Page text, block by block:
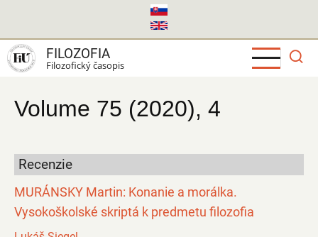
hlavný
obsah
FILOZOFIA
Filozofický časopis
Volume 75 (2020), 4
Recenzie
MURÁNSKY Martin: Konanie a morálka.
Vysokoškolské skriptá k predmetu filozofia